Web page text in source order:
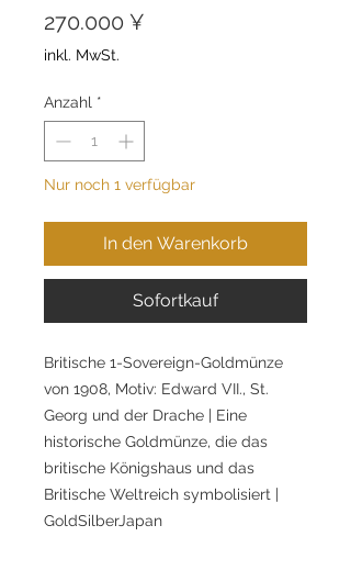
270.000 ¥
inkl. MwSt.
Anzahl *
Nur noch 1 verfügbar
In den Warenkorb
Sofortkauf
Britische 1-Sovereign-Goldmünze
von 1908, Motiv: Edward VII., St.
Georg und der Drache | Eine
historische Goldmünze, die das
britische Königshaus und das
Britische Weltreich symbolisiert |
GoldSilberJapan